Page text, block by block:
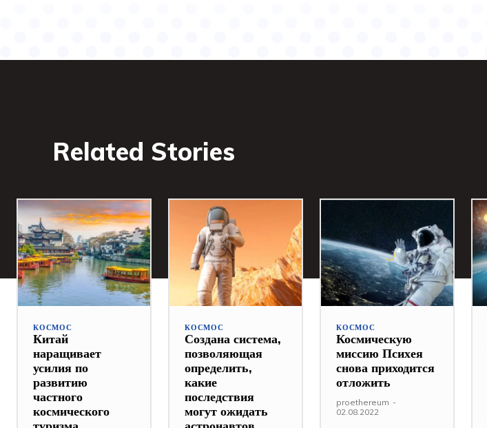
Related Stories
КОСМОС
Китай
наращивает
усилия по
развитию
частного
космического
КОСМОС
Создана система,
позволяющая
определить,
какие
последствия
могут ожидать
КОСМОС
Космическую
миссию Психея
снова приходится
отложить
proethereum -
02.08.2022